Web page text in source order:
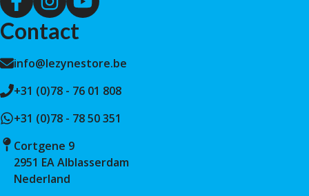
Contact
info@lezynestore.be
+31 (0)78 - 76 01 808
+31 (0)78 - 78 50 351
Cortgene 9
2951 EA Alblasserdam
Nederland